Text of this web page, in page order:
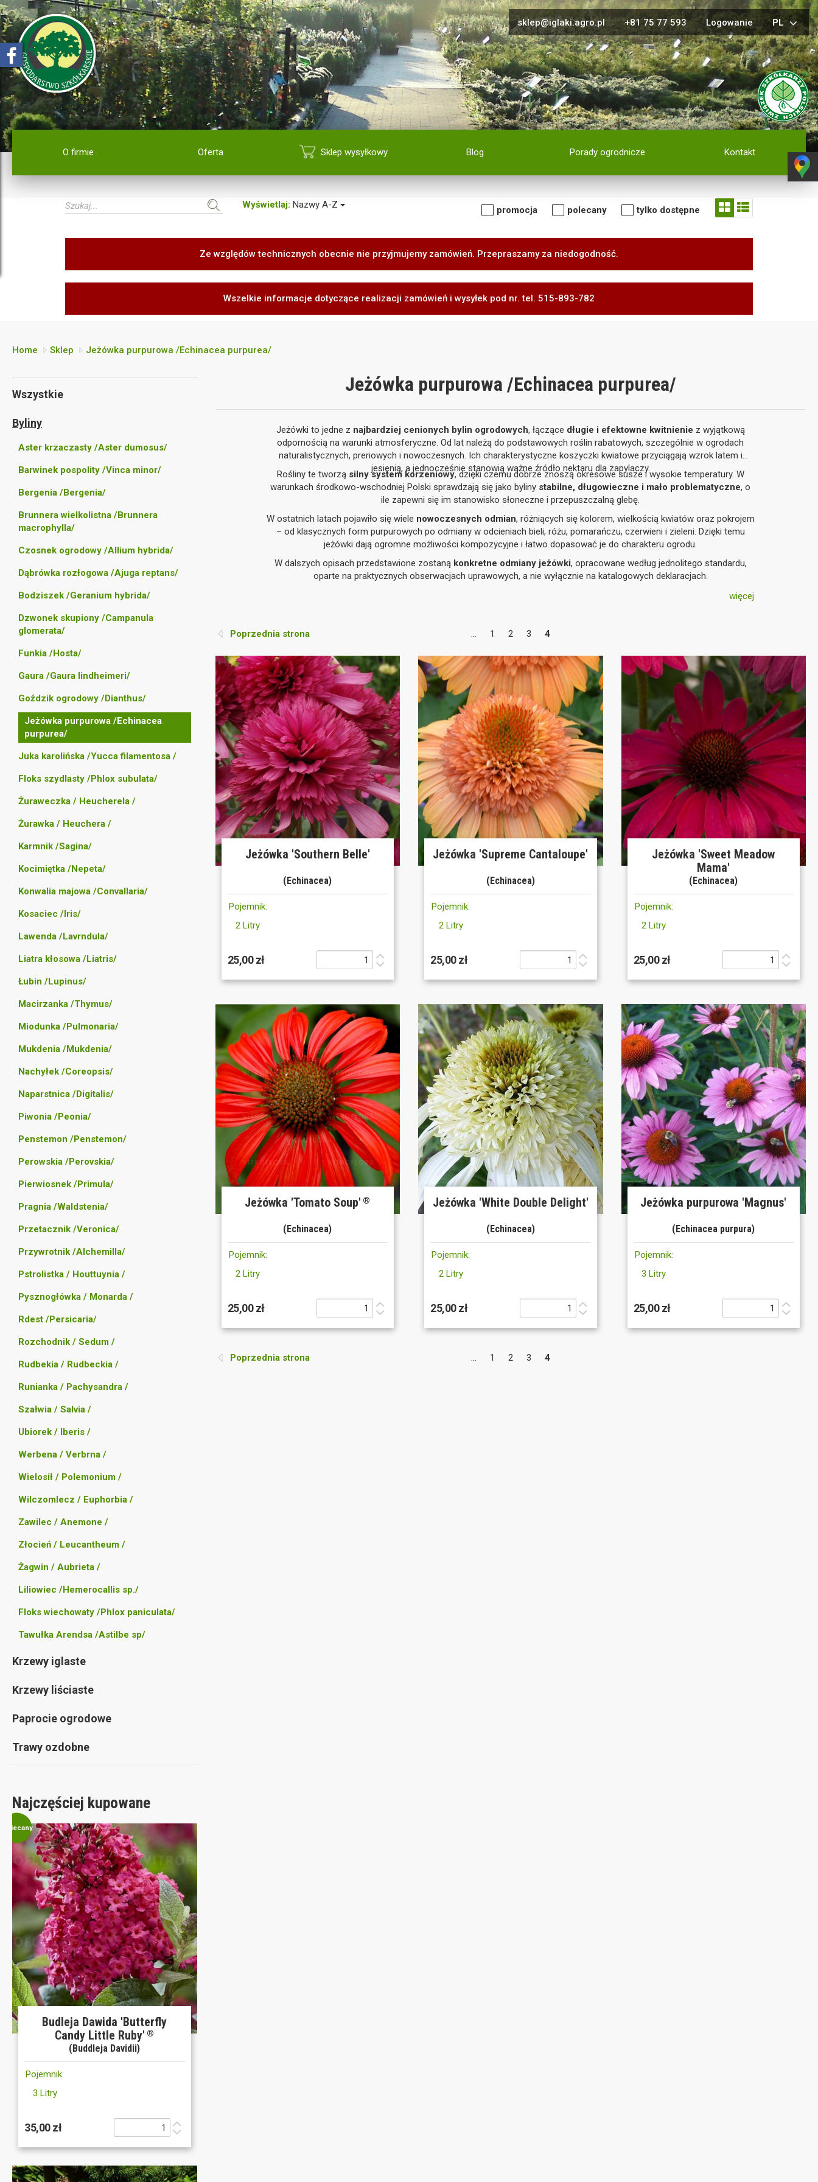
sklep@iglaki.agro.pl +81 75 77 593 Logowanie PL
O firmie Oferta Sklep wysyłkowy Blog Porady ogrodnicze Kontakt
Wyświetlaj: Nazwy A-Z promocja polecany tylko dostępne
Ze względów technicznych obecnie nie przyjmujemy zamówień. Przepraszamy za niedogodność.
Wszelkie informacje dotyczące realizacji zamówień i wysyłek pod nr. tel. 515-893-782
Home Sklep Jeżówka purpurowa /Echinacea purpurea/
Wszystkie
Byliny
Aster krzaczasty /Aster dumosus/
Barwinek pospolity /Vinca minor/
Bergenia /Bergenia/
Brunnera wielkolistna /Brunnera
macrophylla/
Czosnek ogrodowy /Allium hybrida/
Dąbrówka rozłogowa /Ajuga reptans/
Bodziszek /Geranium hybrida/
Dzwonek skupiony /Campanula
glomerata/
Funkia /Hosta/
Gaura /Gaura lindheimeri/
Goździk ogrodowy /Dianthus/
Jeżówka purpurowa /Echinacea
purpurea/
Juka karolińska /Yucca filamentosa /
Floks szydlasty /Phlox subulata/
Żuraweczka / Heucherela /
Żurawka / Heuchera /
Karmnik /Sagina/
Kocimiętka /Nepeta/
Konwalia majowa /Convallaria/
Kosaciec /Iris/
Lawenda /Lavrndula/
Liatra kłosowa /Liatris/
Łubin /Lupinus/
Macirzanka /Thymus/
Miodunka /Pulmonaria/
Mukdenia /Mukdenia/
Nachyłek /Coreopsis/
Naparstnica /Digitalis/
Piwonia /Peonia/
Penstemon /Penstemon/
Perowskia /Perovskia/
Pierwiosnek /Primula/
Pragnia /Waldstenia/
Przetacznik /Veronica/
Przywrotnik /Alchemilla/
Pstrolistka / Houttuynia /
Pysznogłówka / Monarda /
Rdest /Persicaria/
Rozchodnik / Sedum /
Rudbekia / Rudbeckia /
Runianka / Pachysandra /
Szałwia / Salvia /
Ubiorek / Iberis /
Werbena / Verbrna /
Wielosił / Polemonium /
Wilczomlecz / Euphorbia /
Zawilec / Anemone /
Złocień / Leucantheum /
Żagwin / Aubrieta /
Liliowiec /Hemerocallis sp./
Floks wiechowaty /Phlox paniculata/
Tawułka Arendsa /Astilbe sp/
Krzewy iglaste
Krzewy liściaste
Paprocie ogrodowe
Trawy ozdobne
Najczęściej kupowane
Polecany
Budleja Dawida 'Butterfly
Candy Little Ruby' ®
(Buddleja Davidii)
Pojemnik:
3 Litry
35,00 zł
Jeżówka purpurowa /Echinacea purpurea/
Jeżówki to jedne z najbardziej cenionych bylin ogrodowych, łączące długie i efektowne kwitnienie z wyjątkową
odpornością na warunki atmosferyczne. Od lat należą do podstawowych roślin rabatowych, szczególnie w ogrodach
naturalistycznych, preriowych i nowoczesnych. Ich charakterystyczne koszyczki kwiatowe przyciągają wzrok latem i
jesienią, a jednocześnie stanowią ważne źródło nektaru dla zapylaczy.
Rośliny te tworzą silny system korzeniowy, dzięki czemu dobrze znoszą okresowe susze i wysokie temperatury. W
warunkach środkowo-wschodniej Polski sprawdzają się jako byliny stabilne, długowieczne i mało problematyczne, o
ile zapewni się im stanowisko słoneczne i przepuszczalną glebę.
W ostatnich latach pojawiło się wiele nowoczesnych odmian, różniących się kolorem, wielkością kwiatów oraz pokrojem
– od klasycznych form purpurowych po odmiany w odcieniach bieli, różu, pomarańczu, czerwieni i zieleni. Dzięki temu
jeżówki dają ogromne możliwości kompozycyjne i łatwo dopasować je do charakteru ogrodu.
W dalszych opisach przedstawione zostaną konkretne odmiany jeżówki, opracowane według jednolitego standardu,
oparte na praktycznych obserwacjach uprawowych, a nie wyłącznie na katalogowych deklaracjach.
więcej
Poprzednia strona ... 1 2 3 4
Jeżówka 'Southern Belle'
(Echinacea)
Pojemnik:
2 Litry
25,00 zł
Jeżówka 'Supreme Cantaloupe'
(Echinacea)
Pojemnik:
2 Litry
25,00 zł
Jeżówka 'Sweet Meadow
Mama'
(Echinacea)
Pojemnik:
2 Litry
25,00 zł
Jeżówka 'Tomato Soup' ®
(Echinacea)
Pojemnik:
2 Litry
25,00 zł
Jeżówka 'White Double Delight'
(Echinacea)
Pojemnik:
2 Litry
25,00 zł
Jeżówka purpurowa 'Magnus'
(Echinacea purpura)
Pojemnik:
3 Litry
25,00 zł
Poprzednia strona ... 1 2 3 4